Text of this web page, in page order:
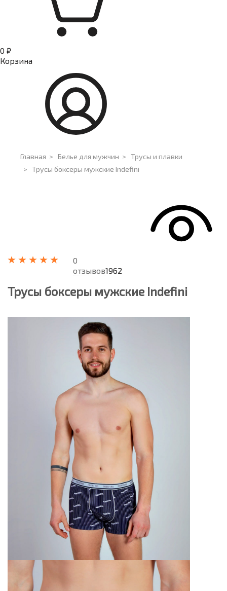
0 ₽
Корзина
Главная > Белье для мужчин > Трусы и плавки
> Трусы боксеры мужские Indefini
0
отзывов1962
Трусы боксеры мужские Indefini